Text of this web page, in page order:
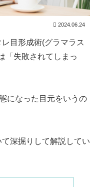
2024.06.24
目形成術(グラマラス
「失敗されてしまっ
になった目元をいうの
深掘りして解説してい